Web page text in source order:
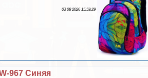
03 08 2026 15:59:29
967 Синяя